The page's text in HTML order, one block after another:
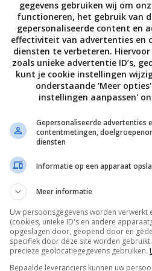
rooster iets onder het midden
minuten au bain-marie.
dan voorzichtig (het water is
de potten met marshmallows,
er zo veel mogelijk
in de oven op grillstand en
bruin kleuren. Dit gaat snel
aan met een lange lepel. Té
van Boven Fotografie Oof
gegevens gebruiken wij om
functioneren, het gebruik van
gepersonaliseerde content en
effectiviteit van advertenties en
diensten te verbeteren.
zoals unieke advertentie ID’s,
kunt je cookie instellingen
onderstaande 'Meer
instellingen aanpassen'
Gepersonaliseerde advertenties
contentmetingen,
diensten
Informatie op een apparaat
Meer informatie
Uw persoonsgegevens worden
(cookies, unieke ID's en andere
opgeslagen door, geopend door en
specifiek door deze site worden
precieze geolocatiegegevens gebruiken.
Bepaalde leveranciers kunnen uw